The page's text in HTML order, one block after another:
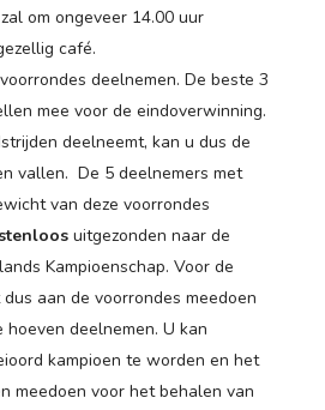
om ongeveer 14.00 uur
café.
deelnemen. De beste 3
mee voor de eindoverwinning.
deelneemt, kan u dus de
vallen. De 5 deelnemers met
van deze voorrondes
uitgezonden naar de
Kampioenschap. Voor de
aan de voorrondes meedoen
deelnemen. U kan
kampioen te worden en het
meedoen voor het behalen van